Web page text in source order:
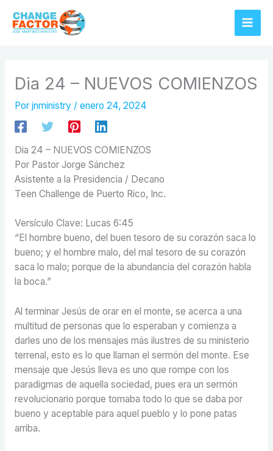
contenido
Dia 24 – NUEVOS COMIENZOS
Por jnministry / enero 24, 2024
Dia 24 – NUEVOS COMIENZOS
Por Pastor Jorge Sánchez
Asistente a la Presidencia / Decano
Teen Challenge de Puerto Rico, Inc.
Versículo Clave: Lucas 6:45
“El hombre bueno, del buen tesoro de su corazón saca lo
bueno; y el hombre malo, del mal tesoro de su corazón
saca lo malo; porque de la abundancia del corazón habla
la boca.”
Al terminar Jesús de orar en el monte, se acerca a una
multitud de personas que lo esperaban y comienza a
darles uno de los mensajes más ilustres de su ministerio
terrenal, esto es lo que llaman el sermón del monte. Ese
mensaje que Jesús lleva es uno que rompe con los
paradigmas de aquella sociedad, pues era un sermón
revolucionario porque tomaba todo lo que se daba por
bueno y aceptable para aquel pueblo y lo pone patas
arriba.